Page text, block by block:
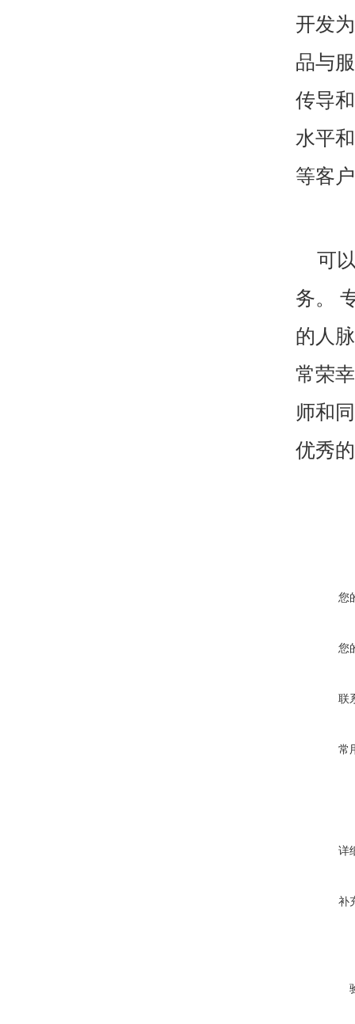
开发
品与
传导
水平
等客
可
务。
的人
常荣
师和
优秀
您
您
联
常
详
补